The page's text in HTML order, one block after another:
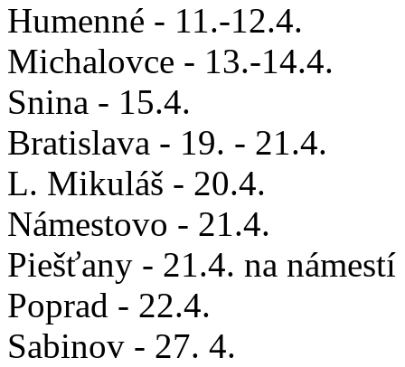
Humenné - 11.-12.4.
Michalovce - 13.-14.4.
Snina - 15.4.
Bratislava - 19. - 21.4.
L. Mikuláš - 20.4.
Námestovo - 21.4.
Piešťany - 21.4. na námestí
Poprad - 22.4.
Sabinov - 27. 4.